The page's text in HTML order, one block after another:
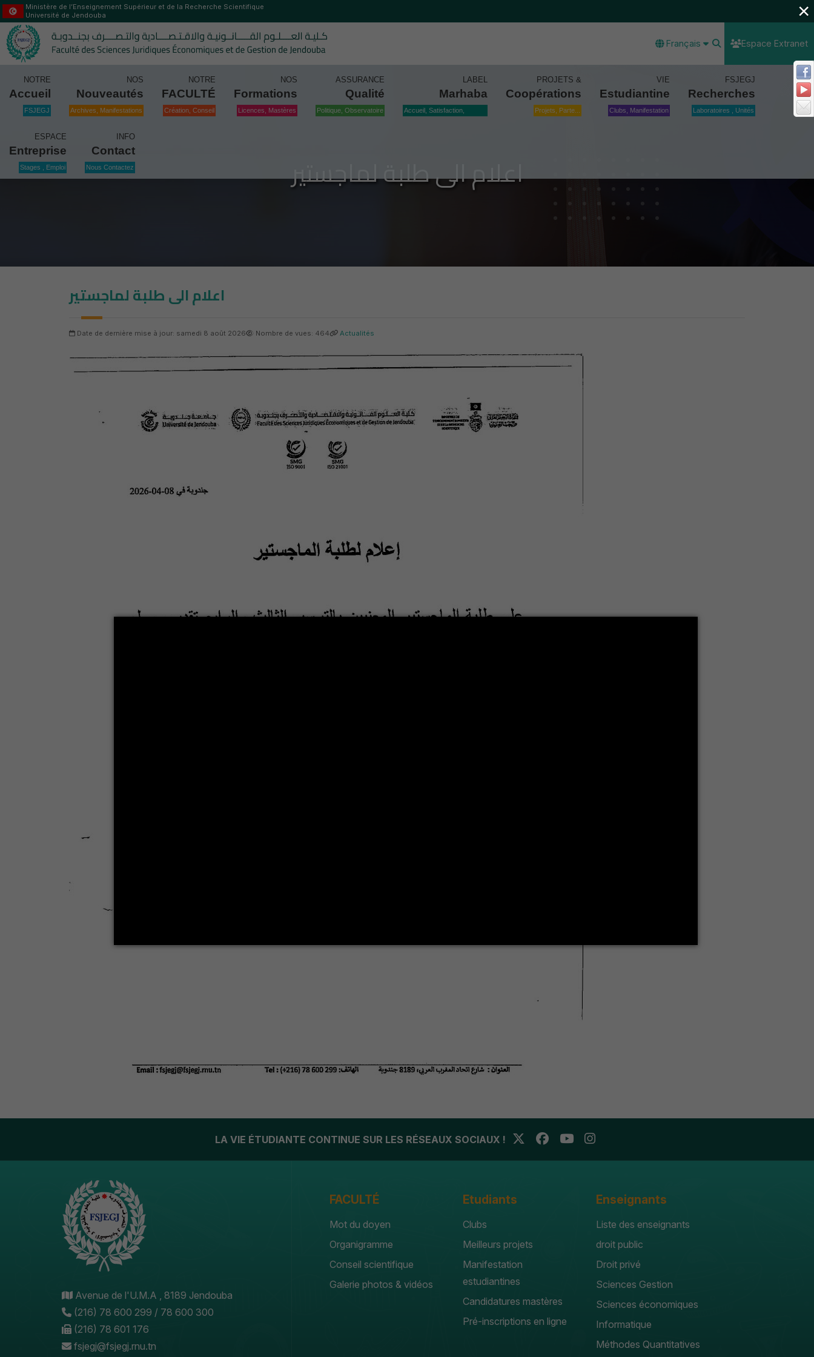
Ministère de l’Enseignement Supérieur et de la Recherche Scientifique
Université de Jendouba
Français Espace Extranet
NOTRE
Accueil
FSJEGJ
NOS
Nouveautés
Archives, Manifestations
NOTRE
FACULTÉ
Création, Conseil
NOS
Formations
Licences, Mastères
ASSURANCE
Qualité
Politique, Observatoire
LABEL
Marhaba
Accueil, Satisfaction,
PROJETS &
Coopérations
Projets, Parte...
VIE
Estudiantine
Clubs, Manifestation
FSJEGJ
Recherches
Laboratoires , Unités
ESPACE
Entreprise
Stages , Emploi
INFO
Contact
Nous Contactez اعلام الى طلبة لماجستير
اعلام الى طلبة لماجستير
Date de dernière mise à jour: samedi 8 août 2026 Nombre de vues: 464 Actualités
LA VIE ÉTUDIANTE CONTINUE SUR LES RÉSEAUX SOCIAUX !
Avenue de l'U.M.A , 8189 Jendouba
(216) 78 600 299 / 78 600 300
(216) 78 601 176
fsjegj@fsjegj.rnu.tn
FACULTÉ
Mot du doyen
Organigramme
Conseil scientifique
Galerie photos & vidéos
Etudiants
Clubs
Meilleurs projets
Manifestation
estudiantines
Candidatures mastères
Pré-inscriptions en ligne
Enseignants
Liste des enseignants
droit public
Droit privé
Sciences Gestion
Sciences économiques
Informatique
Méthodes Quantitatives
×